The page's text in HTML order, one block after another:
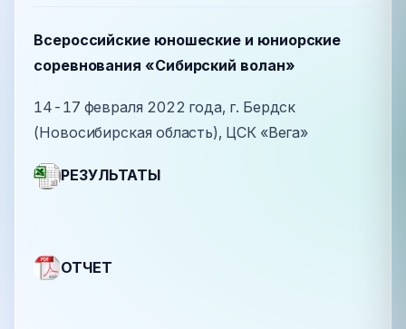
Всероссийские юношеские и юниорские
соревнования «Сибирский волан»
14-17 февраля 2022 года, г. Бердск
(Новосибирская область), ЦСК «Вега»
РЕЗУЛЬТАТЫ
ОТЧЕТ